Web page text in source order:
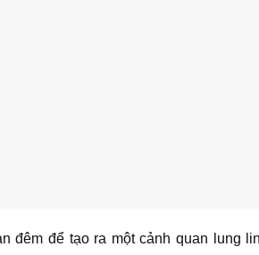
đêm để tạo ra một cảnh quan lung